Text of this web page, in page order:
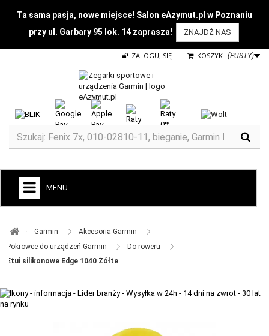
Ta sama pasja, nowe miejsce! Salon eAzymut.pl w Poznaniu
przy ul. Garbary 95 lok. 14 zaprasza!
ZNAJDŹ NAS
KOSZYK (PUSTY)
ZALOGUJ SIĘ
MENU
ZEGARKI DO BIEGANIA
ZEGARKI DLA DZIECI GARMIN
+
TACX
ELITE
Garmin ​
Akcesoria Garmin ​
Pokrowce do urządzeń Garmin ​
Do roweru ​
Etui silikonowe Edge 1040 Żółte